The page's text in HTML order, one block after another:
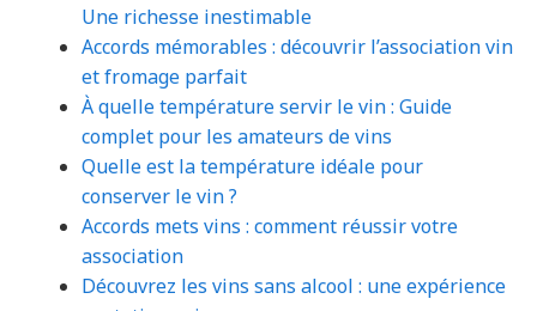
Une richesse inestimable
Accords mémorables : découvrir l’association vin
et fromage parfait
À quelle température servir le vin : Guide
complet pour les amateurs de vins
Quelle est la température idéale pour
conserver le vin ?
Accords mets vins : comment réussir votre
association
Découvrez les vins sans alcool : une expérience